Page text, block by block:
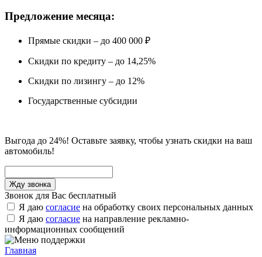
Предложение месяца:
Прямые скидки – до 400 000 ₽
Скидки по кредиту – до 14,25%
Скидки по лизингу – до 12%
Государственные субсидии
Выгода до 24%! Оставьте заявку, чтобы узнать скидки на ваш
автомобиль!
Звонок для Вас бесплатный
Я даю согласие на обработку своих персональных данных
Я даю согласие на направление рекламно-
информационных сообщений
Главная